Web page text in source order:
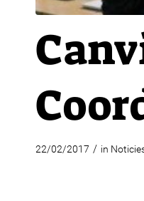
22/02/2017 / in